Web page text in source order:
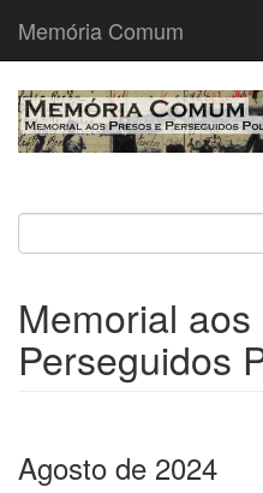
Passar
para
Memória Comum
Memorial
Perseguidos
Agosto de 2024